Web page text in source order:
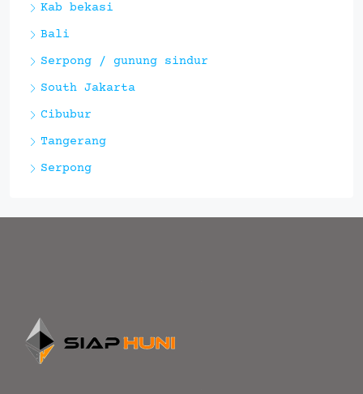
Kab bekasi
Bali
Serpong / gunung sindur
South Jakarta
Cibubur
Tangerang
Serpong